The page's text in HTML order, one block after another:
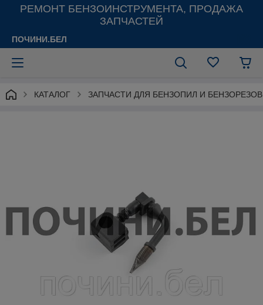
РЕМОНТ БЕНЗОИНСТРУМЕНТА, ПРОДАЖА
ЗАПЧАСТЕЙ
ПОЧИНИ.БЕЛ
КАТАЛОГ ЗАПЧАСТИ ДЛЯ БЕНЗОПИЛ И БЕНЗОРЕЗОВ